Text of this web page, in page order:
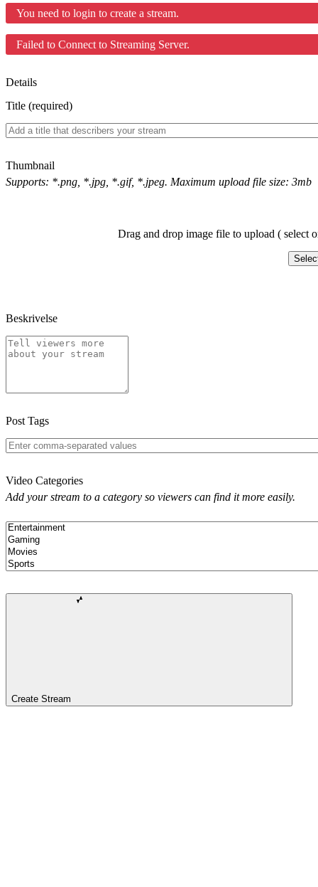
You need to login to create a stream.
Failed to Connect to Streaming Server.
Details
Title (required)
Thumbnail
Supports: *.png, *.jpg, *.gif, *.jpeg. Maximum upload file size: 3mb
Drag and drop image file to upload ( select
Beskrivelse
Post Tags
Video Categories
Add your stream to a category so viewers can find it more easily.
Create Stream